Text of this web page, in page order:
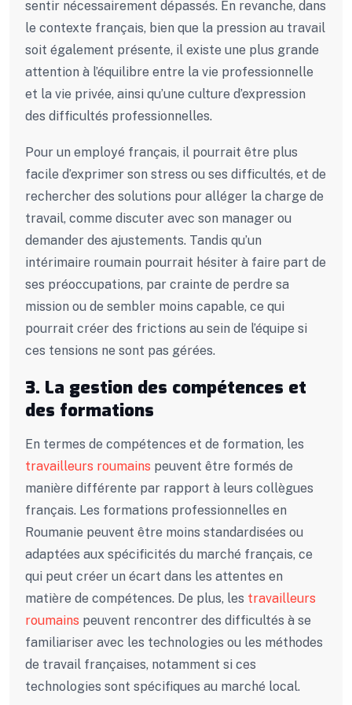
sentir nécessairement dépassés. En revanche, dans
le contexte français, bien que la pression au travail
soit également présente, il existe une plus grande
attention à l’équilibre entre la vie professionnelle
et la vie privée, ainsi qu’une culture d’expression
des difficultés professionnelles.
Pour un employé français, il pourrait être plus
facile d’exprimer son stress ou ses difficultés, et de
rechercher des solutions pour alléger la charge de
travail, comme discuter avec son manager ou
demander des ajustements. Tandis qu’un
intérimaire roumain pourrait hésiter à faire part de
ses préoccupations, par crainte de perdre sa
mission ou de sembler moins capable, ce qui
pourrait créer des frictions au sein de l’équipe si
ces tensions ne sont pas gérées.
3. La gestion des compétences et
des formations
En termes de compétences et de formation, les
travailleurs roumains peuvent être formés de
manière différente par rapport à leurs collègues
français. Les formations professionnelles en
Roumanie peuvent être moins standardisées ou
adaptées aux spécificités du marché français, ce
qui peut créer un écart dans les attentes en
matière de compétences. De plus, les travailleurs
roumains peuvent rencontrer des difficultés à se
familiariser avec les technologies ou les méthodes
de travail françaises, notamment si ces
technologies sont spécifiques au marché local.